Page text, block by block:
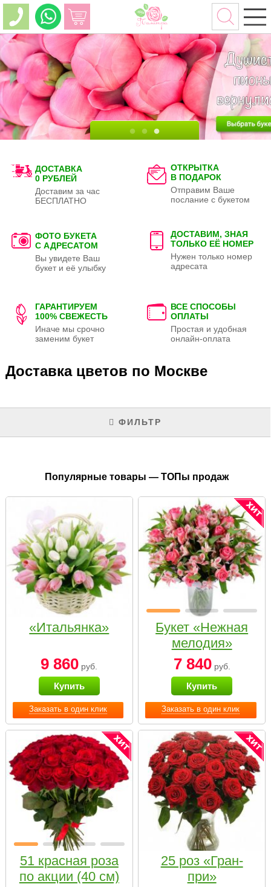
ДОСТАВКА
0 РУБЛЕЙ
Доставим за час
БЕСПЛАТНО
ОТКРЫТКА
В ПОДАРОК
Отправим Ваше
послание с букетом
ФОТО БУКЕТА
С АДРЕСАТОМ
Вы увидете Ваш
букет и её улыбку
ДОСТАВИМ, ЗНАЯ
ТОЛЬКО ЕЁ НОМЕР
Нужен только номер
адресата
ГАРАНТИРУЕМ
100% СВЕЖЕСТЬ
Иначе мы срочно
заменим букет
ВСЕ СПОСОБЫ
ОПЛАТЫ
Простая и удобная
онлайн-оплата
Доставка цветов по Москве
ФИЛЬТР
Популярные товары — ТОПы продаж
Заказать в один клик
«Итальянка»
9 860 руб.
Купить
Заказать в один клик
Букет «Нежная
мелодия»
7 840руб.
Купить
51 красная роза
по акции (40 см)
25 роз «Гран-
при»